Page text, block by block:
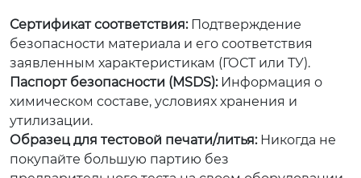
Сертификат соответствия:Подтверждение
безопасности материала и его соответствия
заявленным характеристикам (ГОСТ или ТУ).
Паспорт безопасности (MSDS):Информация о
химическом составе, условиях хранения и
утилизации.
Образец для тестовой печати/литья:Никогда не
покупайте большую партию без